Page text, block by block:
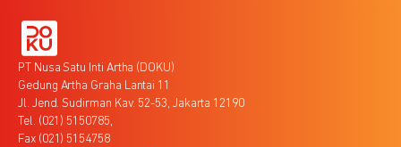
PT Nusa Satu Inti Artha (DOKU)
Gedung Artha Graha Lantai 11
Jl. Jend. Sudirman Kav. 52-53, Jakarta 12190
Tel. (021) 5150785,
Fax (021) 5154758